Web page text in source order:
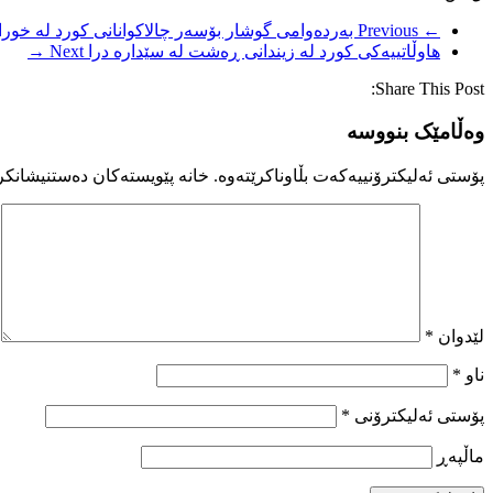
← Previous
بەردەوامی گوشار بۆسەر چالاکوانانی کورد لە
هاوڵاتییەکی کورد لە زیندانی ڕەشت لە سێدارە درا Next →
Share This Post:
وەڵامێک بنووسە
پۆستی ئەلیکترۆنییەکەت بڵاوناکرێتەوە. خانە پێویستەکان
لێدوان *
ناو *
پۆستی ئەلیکترۆنی *
ماڵپه‌ڕ